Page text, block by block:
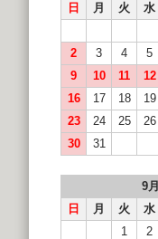
日
月 火 水
2
3 4 5
9
10 11 12
16
17 18 19
23
24 25 26
30
31
9月
日
月 火 水
1
2